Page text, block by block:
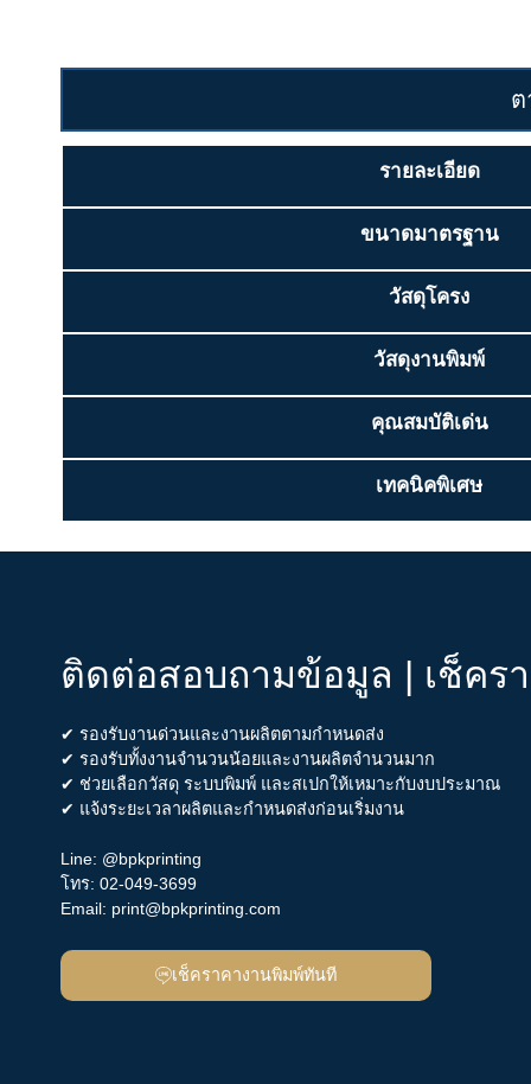
ต
รายละเอียด
ขนาดมาตรฐาน
วัสดุโครง
วัสดุงานพิมพ์
คุณสมบัติเด่น
เทคนิคพิเศษ
ติดต่อสอบถามข้อมูล | เช็คร
✔ รองรับงานด่วนและงานผลิตตามกำหนดส่ง
✔ รองรับทั้งงานจำนวนน้อยและงานผลิตจำนวนมาก
✔ ช่วยเลือกวัสดุ ระบบพิมพ์ และสเปกให้เหมาะกับงบประมาณ
✔ แจ้งระยะเวลาผลิตและกำหนดส่งก่อนเริ่มงาน
Line: @bpkprinting
โทร: 02-049-3699
Email: print@bpkprinting.com
เช็คราคางานพิมพ์ทันที